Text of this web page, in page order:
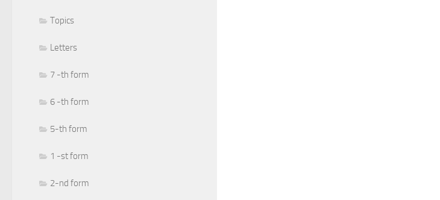
Topics
Letters
7 -th form
6 -th form
5-th form
1 -st form
2-nd form